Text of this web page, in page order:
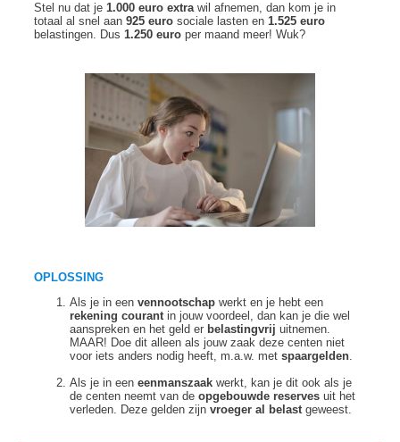
Stel nu dat je 1.000 euro extrawil afnemen, dan kom je in
totaal al snel aan 925 euro sociale lasten en 1.525 euro
belastingen. Dus 1.250 euro per maand meer! Wuk?
OPLOSSING
Als je in een vennootschap werkt en je hebt een
rekening courant in jouw voordeel, dan kan je die wel
aanspreken en het geld er belastingvrij uitnemen.
MAAR! Doe dit alleen als jouw zaak deze centen niet
voor iets anders nodig heeft, m.a.w. met spaargelden.
Als je in een eenmanszaak werkt, kan je dit ook als je
de centen neemt van de opgebouwde reserves uit het
verleden. Deze gelden zijn vroeger al belastgeweest.